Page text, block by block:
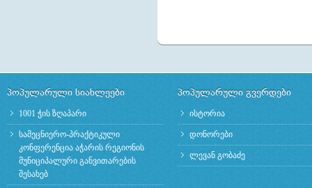
პოპულარული სიახლეები
1001 ჭის ზღაპარი
სამეცნიერო-პრაქტიკული
კონფერენცია აჭარის რეგიონის
მუნიციპალური განვითარების
შესახებ
პოპულარული გვერდები
ისტორია
დონორები
ლევან გობაძე